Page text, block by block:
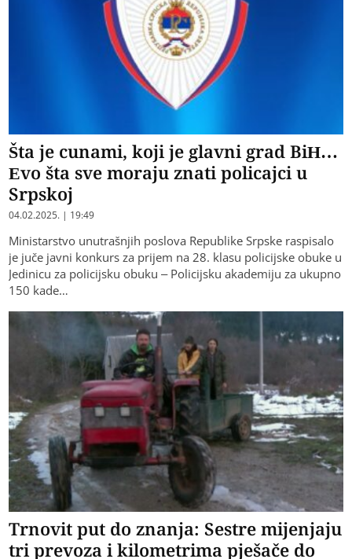
Šta je cunami, koji je glavni grad BiH…
Evo šta sve moraju znati policajci u
Srpskoj
04.02.2025. | 19:49
Ministarstvo unutrašnjih poslova Republike Srpske raspisalo
je juče javni konkurs za prijem na 28. klasu policijske obuke u
Jedinicu za policijsku obuku – Policijsku akademiju za ukupno
150 kade…
Trnovit put do znanja: Sestre mijenjaju
tri prevoza i kilometrima pješače do